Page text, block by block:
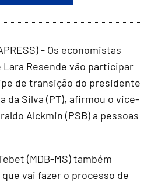
- Os economistas
Resende vão participar
de transição do presidente
da Silva (PT), afirmou o vice-
Alckmin (PSB) a pessoas
(MDB-MS) também
vai fazer o processo de